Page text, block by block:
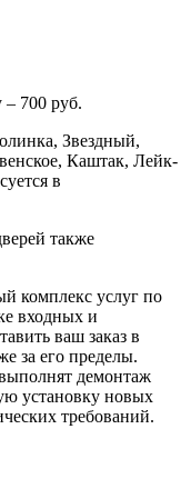
– 700 руб.
Звездный,
Каштак, Лейк-
в
также
комплекс услуг по
входных и
ваш заказ в
за его пределы.
демонтаж
установку новых
требований.